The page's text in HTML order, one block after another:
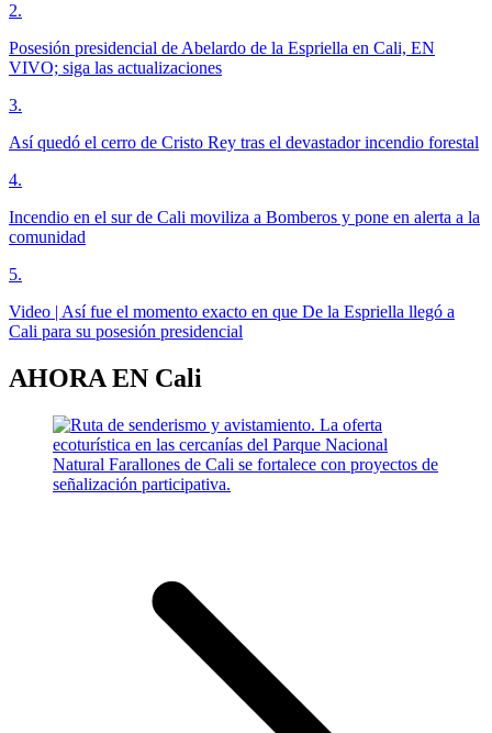
2.
Posesión presidencial de Abelardo de la Espriella en Cali, EN
VIVO; siga las actualizaciones
3.
Así quedó el cerro de Cristo Rey tras el devastador incendio forestal
4.
Incendio en el sur de Cali moviliza a Bomberos y pone en alerta a la
comunidad
5.
Video | Así fue el momento exacto en que De la Espriella llegó a
Cali para su posesión presidencial
AHORA EN Cali